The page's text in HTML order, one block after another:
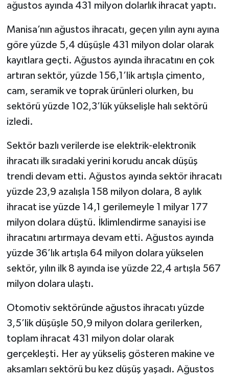
ağustos ayında 431 milyon dolarlık ihracat yaptı.
Manisa’nın ağustos ihracatı, geçen yılın aynı ayına
göre yüzde 5,4 düşüşle 431 milyon dolar olarak
kayıtlara geçti. Ağustos ayında ihracatını en çok
artıran sektör, yüzde 156,1’lik artışla çimento,
cam, seramik ve toprak ürünleri olurken, bu
sektörü yüzde 102,3’lük yükselişle halı sektörü
izledi.
Sektör bazlı verilerde ise elektrik-elektronik
ihracatı ilk sıradaki yerini korudu ancak düşüş
trendi devam etti. Ağustos ayında sektör ihracatı
yüzde 23,9 azalışla 158 milyon dolara, 8 aylık
ihracat ise yüzde 14,1 gerilemeyle 1 milyar 177
milyon dolara düştü. İklimlendirme sanayisi ise
ihracatını artırmaya devam etti. Ağustos ayında
yüzde 36’lık artışla 64 milyon dolara yükselen
sektör, yılın ilk 8 ayında ise yüzde 22,4 artışla 567
milyon dolara ulaştı.
Otomotiv sektöründe ağustos ihracatı yüzde
3,5’lik düşüşle 50,9 milyon dolara gerilerken,
toplam ihracat 431 milyon dolar olarak
gerçekleşti. Her ay yükseliş gösteren makine ve
aksamları sektörü bu kez düşüş yaşadı. Ağustos